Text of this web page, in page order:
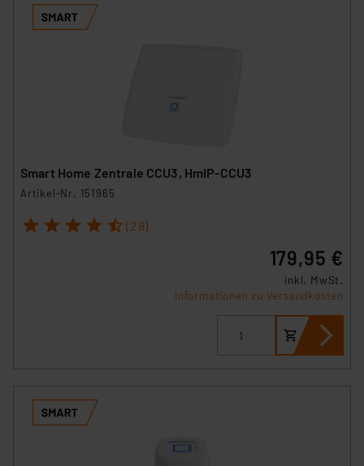
Smart Home Zentrale CCU3, HmIP-CCU3
Artikel-Nr. 151965
1 2 3 4 5 (28)
179,95 €
inkl. MwSt.
Informationen zu Versandkosten